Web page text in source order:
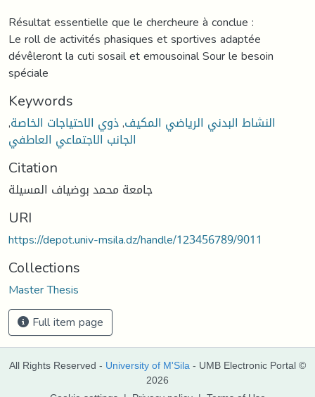
Résultat essentielle que le chercheure à conclue :
Le roll de activités phasiques et sportives adaptée
dévêleront la cuti sosail et emousoinal Sour le besoin
spéciale
Keywords
النشاط البدني الرياضي المكيف,ذوي الاحتياجات الخاصة,
الجانب الاجتماعي العاطفي
Citation
جامعة محمد بوضياف المسيلة
URI
https://depot.univ-msila.dz/handle/123456789/9011
Collections
Master Thesis
Full item page
All Rights Reserved - University of M'Sila - UMB Electronic Portal ©
2026